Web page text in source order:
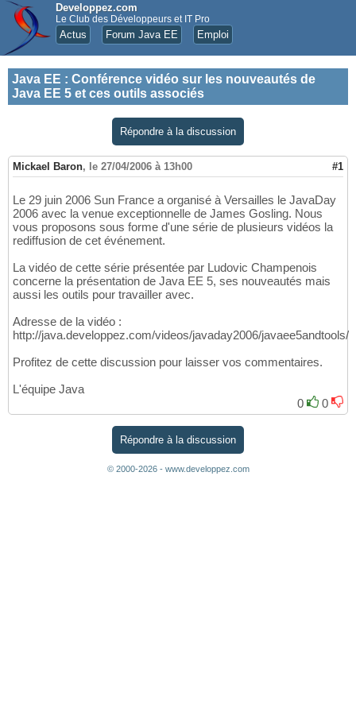
Developpez.com
Le Club des Développeurs et IT Pro
Actus Forum Java EE Emploi
Java EE : Conférence vidéo sur les nouveautés de
Java EE 5 et ces outils associés
Répondre à la discussion
Mickael Baron, le 27/04/2006 à 13h00 #1
Le 29 juin 2006 Sun France a organisé à Versailles le JavaDay
2006 avec la venue exceptionnelle de James Gosling. Nous
vous proposons sous forme d'une série de plusieurs vidéos la
rediffusion de cet événement.
La vidéo de cette série présentée par Ludovic Champenois
concerne la présentation de Java EE 5, ses nouveautés mais
aussi les outils pour travailler avec.
Adresse de la vidéo :
http://java.developpez.com/videos/javaday2006/javaee5andtools/
Profitez de cette discussion pour laisser vos commentaires.
L'équipe Java
0
0
Répondre à la discussion
© 2000-2026 - www.developpez.com